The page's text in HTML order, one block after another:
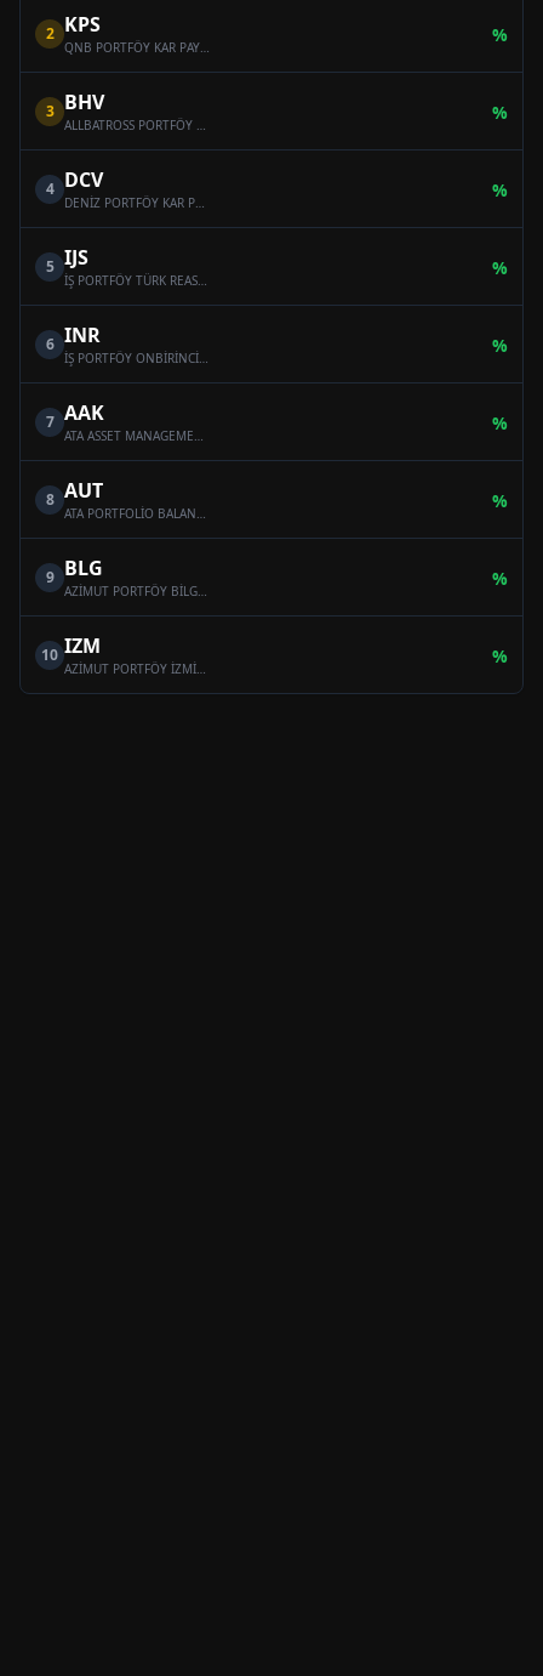
2 KPS
QNB PORTFÖY KAR PAYI ÖDEYEN ONİKİNCİ SERBEST (DÖVİZ) FON
%
3 BHV
ALLBATROSS PORTFÖY BAHAR HİSSE SENEDİ SERBEST FON (HİSSE SENEDİ YOĞUN FON)
%
4 DCV
DENİZ PORTFÖY KAR PAYI ÖDEYEN SERBEST (DÖVİZ) FON
%
5 IJS
İŞ PORTFÖY TÜRK REASÜRANS SERBEST ÖZEL FON
%
6 INR
İŞ PORTFÖY ONBİRİNCİ SERBEST (DÖVİZ) FON
%
7 AAK
ATA ASSET MANAGEMENT MULTI-ASSET VARIABLE FUND
%
8 AUT
ATA PORTFOLİO BALANCED VARİABLE FUND
%
9 BLG
AZİMUT PORTFÖY BİLGE SERBEST ÖZEL FON
%
10 IZM
AZİMUT PORTFÖY İZMİR SERBEST (TL) ÖZEL FON
%